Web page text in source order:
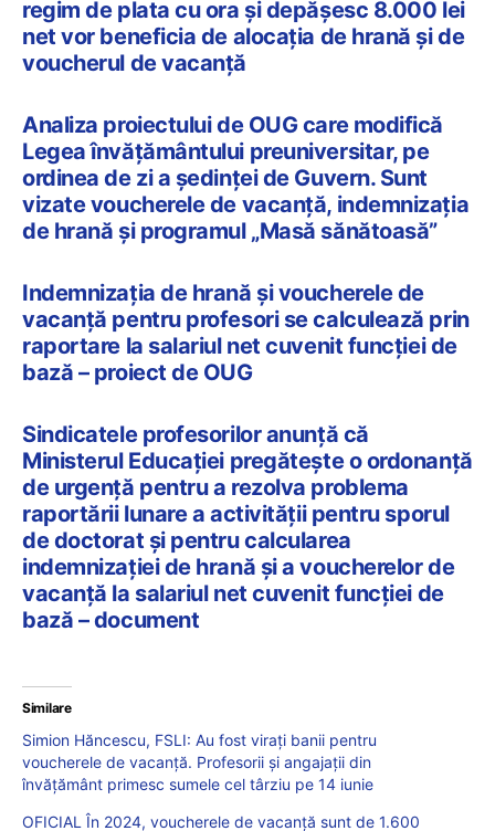
regim de plata cu ora și depășesc 8.000 lei
net vor beneficia de alocația de hrană și de
voucherul de vacanță
Analiza proiectului de OUG care modifică
Legea învățământului preuniversitar, pe
ordinea de zi a ședinței de Guvern. Sunt
vizate voucherele de vacanță, indemnizația
de hrană și programul „Masă sănătoasă”
Indemnizația de hrană și voucherele de
vacanță pentru profesori se calculează prin
raportare la salariul net cuvenit funcției de
bază – proiect de OUG
Sindicatele profesorilor anunță că
Ministerul Educației pregătește o ordonanță
de urgență pentru a rezolva problema
raportării lunare a activității pentru sporul
de doctorat și pentru calcularea
indemnizației de hrană și a voucherelor de
vacanță la salariul net cuvenit funcției de
bază – document
Similare
Simion Hăncescu, FSLI: Au fost virați banii pentru
voucherele de vacanță. Profesorii și angajații din
învățământ primesc sumele cel târziu pe 14 iunie
OFICIAL În 2024, voucherele de vacanță sunt de 1.600